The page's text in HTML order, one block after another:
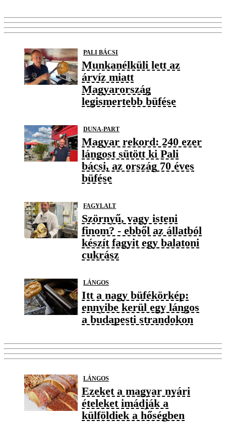
PALI BÁCSI
Munkanélküli lett az
árvíz miatt
Magyarország
legismertebb büfése
DUNA-PART
Magyar rekord: 240 ezer
lángost sütött ki Pali
bácsi, az ország 70 éves
büfése
FAGYLALT
Szörnyű, vagy isteni
finom? - ebből az állatból
készít fagyit egy balatoni
cukrász
LÁNGOS
Itt a nagy büfékörkép:
ennyibe kerül egy lángos
a budapesti strandokon
LÁNGOS
Ezeket a magyar nyári
ételeket imádják a
külföldiek a hőségben